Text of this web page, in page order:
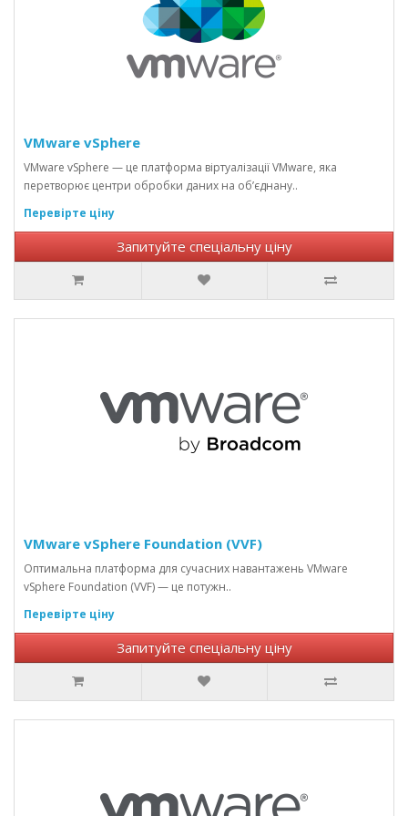
VMware vSphere
VMware vSphere — це платформа віртуалізації VMware, яка
перетворює центри обробки даних на об’єднану..
Перевірте ціну
Запитуйте спеціальну ціну
VMware vSphere Foundation (VVF)
Оптимальна платформа для сучасних навантажень VMware
vSphere Foundation (VVF) — це потужн..
Перевірте ціну
Запитуйте спеціальну ціну